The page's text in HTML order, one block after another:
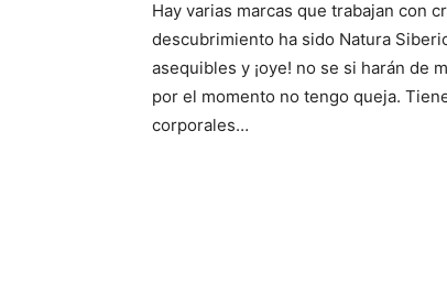
de lejos le ha ido bien, pero no es mi
hay diferentes tipos de desodorantes
que si considero importante es el
posible relación de los parabenes
esto, pero más vale prevenir que